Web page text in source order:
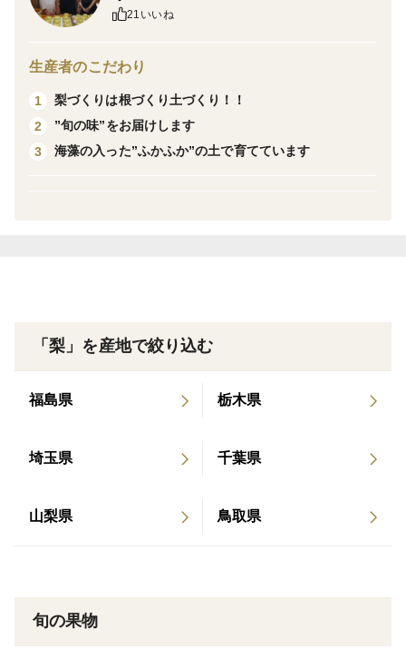
所で約1ヶ月はもちますのでゆっくりお楽しみいただけ
《 各種のし承ります♪ 》
※のしは箱の中に入れさせていただきます。
※のしをご希望の場合は、ご注文の際特記事項に下記の
め、除草剤は使用せず海藻粉末をはじめとした有機肥料
鳥取県中部は梨の栽培が盛んな地域です。
栽培されている独自ブランドの新品種も大変人気です。
21いいね
生産者のこだわり
1
梨づくりは根づくり土づくり！！
2
”旬の味”をお届けします
3
海藻の入った”ふかふか”の土で育てています
「梨」を産地で絞り込む
福島県 栃木県
埼玉県 千葉県
山梨県 鳥取県
旬の果物